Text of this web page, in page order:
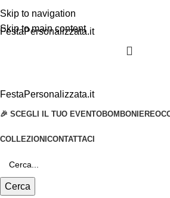
Skip to navigation
Skip to main content
FestaPersonalizzata.it
FestaPersonalizzata.it
🎉 SCEGLI IL TUO EVENTOBOMBONIERE
COLLEZIONI CONTATTACI
Cerca